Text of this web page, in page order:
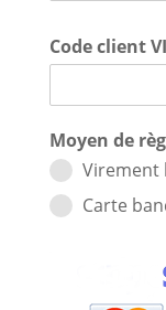
Code client
Moyen de
Virement
Carte